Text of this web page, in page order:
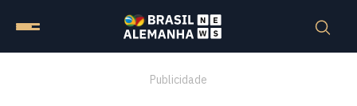
Publicidade